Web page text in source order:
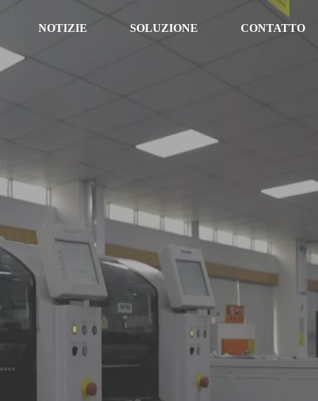
NOTIZIE SOLUZIONE CONTATTO